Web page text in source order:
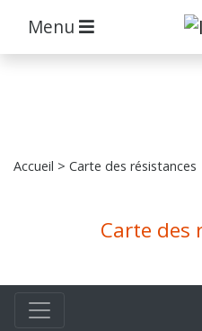
Menu
Accueil > Carte des résistances
Carte des